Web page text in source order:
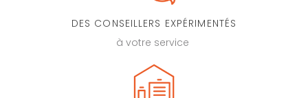
DES CONSEILLERS EXPÉRIMENTÉS
à votre service